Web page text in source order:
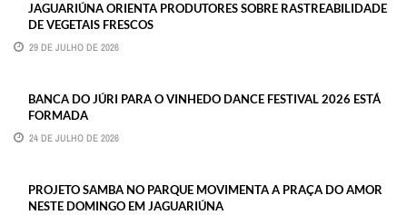
JAGUARIÚNA ORIENTA PRODUTORES SOBRE RASTREABILIDADE
DE VEGETAIS FRESCOS
29 DE JULHO DE 2026
BANCA DO JÚRI PARA O VINHEDO DANCE FESTIVAL 2026 ESTÁ
FORMADA
24 DE JULHO DE 2026
PROJETO SAMBA NO PARQUE MOVIMENTA A PRAÇA DO AMOR
NESTE DOMINGO EM JAGUARIÚNA